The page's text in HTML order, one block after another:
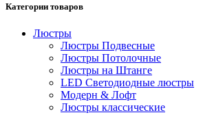
Категории товаров
Люстры
Люстры Подвесные
Люстры Потолочные
Люстры на Штанге
LED Светодиодные люстры
Модерн & Лофт
Люстры классические